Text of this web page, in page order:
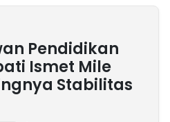
Pendidikan
Ismet Mile
Stabilitas